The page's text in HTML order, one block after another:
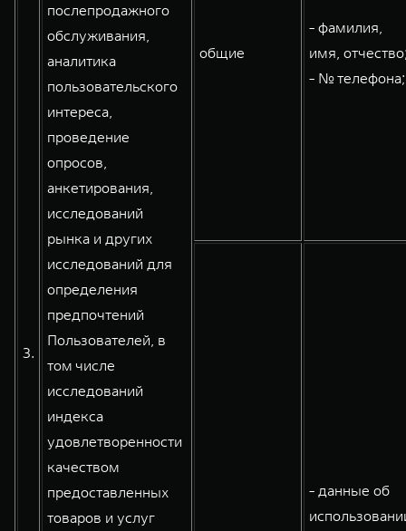
3.
послепродажного
обслуживания,
аналитика
пользовательского
интереса,
проведение
опросов,
анкетирования,
исследований
рынка и других
исследований для
определения
предпочтений
Пользователей, в
том числе
исследований
индекса
удовлетворенности
качеством
предоставленных
товаров и услуг
общие
- фамилия,
имя,
- № телефона;
- данные об